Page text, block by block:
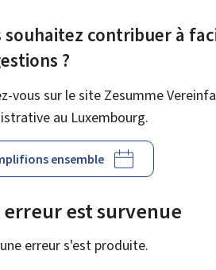
souhaitez contribuer à
?
vous sur le site Zesumme
au Luxembourg.
ensemble
erreur est survenue
erreur s'est produite.